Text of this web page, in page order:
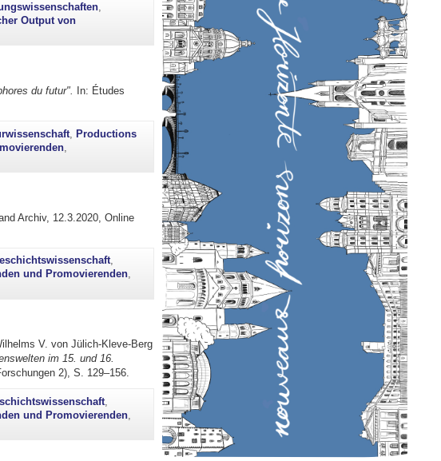
,
Output von
du futur". In: Études
,Productions
Archiv, 12.3.2020, Online
,
und Promovierenden,
V. von Jülich-Kleve-Berg
im 15. und 16.
2), S. 129–156.
und Promovierenden